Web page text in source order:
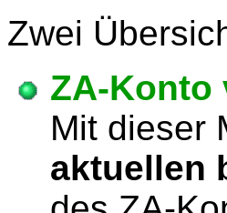
Zwei
ZA-Konto
Mit dieser
aktuellen